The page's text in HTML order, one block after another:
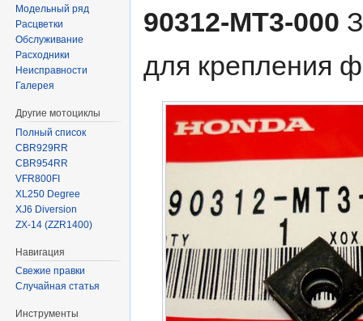
кк90312-MT3-000
для крепления
Модельный ряд
Расцветки
Обслуживание
Расходники
Неисправности
Галерея
Другие мотоциклы
Полный список
CBR929RR
CBR954RR
VFR800FI
XL250 Degree
XJ6 Diversion
ZX-14 (ZZR1400)
Навигация
Свежие правки
Случайная статья
Инструменты